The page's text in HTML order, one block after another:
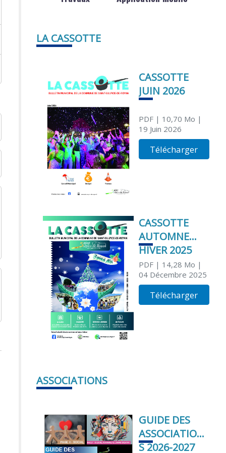
LA CASSOTTE
CASSOTTE
JUIN 2026
PDF| 10,70 Mo |
19 Juin 2026
Télécharger
CASSOTTE
AUTOMNE
HIVER 2025
PDF| 14,28 Mo |
04 Décembre 2025
Télécharger
ASSOCIATIONS
GUIDE DES
ASSOCIATION
S 2026-2027